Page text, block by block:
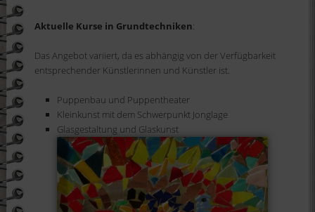
Aktuelle Kurse in Grundtechniken:
Das Angebot variiert, da es abhängig von der Verfügbarkeit
entsprechender Künstlerinnen und Künstler ist.
Puppenbau und Puppentheater
Kleinkunst mit dem Schwerpunkt Jonglage
Glasgestaltung und Glaskunst